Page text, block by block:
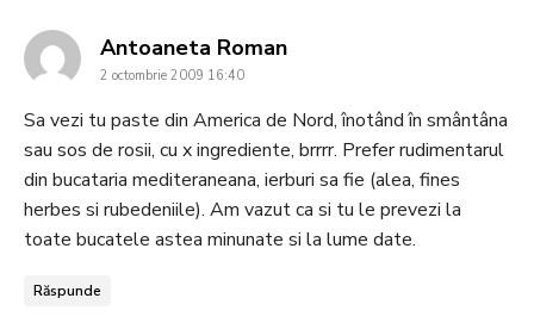
Antoaneta Romansays:
2 octombrie 2009 16:40
Sa vezi tu paste din America de Nord, înotând în smântâna
sau sos de rosii, cu x ingrediente, brrrr. Prefer rudimentarul
din bucataria mediteraneana, ierburi sa fie (alea, fines
herbes si rubedeniile). Am vazut ca si tu le prevezi la
toate bucatele astea minunate si la lume date.
Răspunde